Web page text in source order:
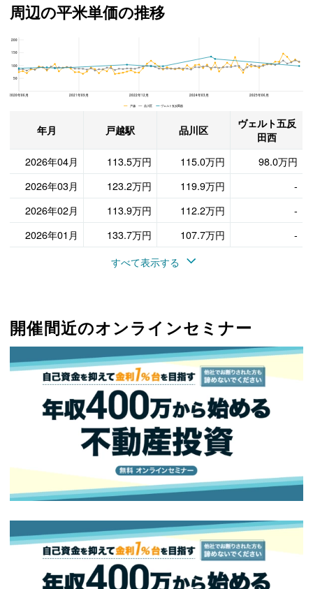
周辺の平米単価の推移
ヴェルト五反田西、品川区と戸越駅の周辺の平米単価の推移
2020年06月 2021年09月 2022年12月 2024年03月 2025年06月
200
150
100
50
戸越 品川区 ヴェルト五反田西
年月 戸越駅 品川区
ヴェルト五反
田西
2026年04月
113.5万円 115.0万円
98.0万円
2026年03月
123.2万円 119.9万円
-
2026年02月
113.9万円 112.2万円
-
2026年01月
133.7万円 107.7万円
-
すべて表示する
開催間近のオンラインセミナー